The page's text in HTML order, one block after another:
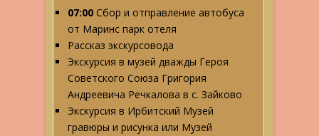
07:00 Сбор и отправление автобуса
от Маринс парк отеля
Рассказ экскурсовода
Экскурсия в музей дважды Героя
Советского Союза Григория
Андреевича Речкалова в с. Зайково
Экскурсия в Ирбитский Музей
гравюры и рисунка или Музей